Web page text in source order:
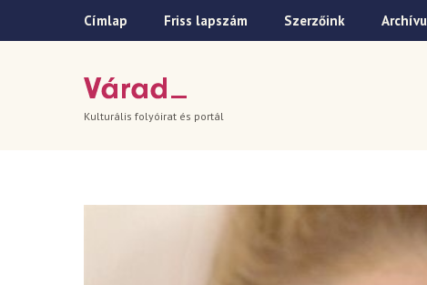
Címlap Friss lapszám Szerzőink
Kulturális folyóirat és portál